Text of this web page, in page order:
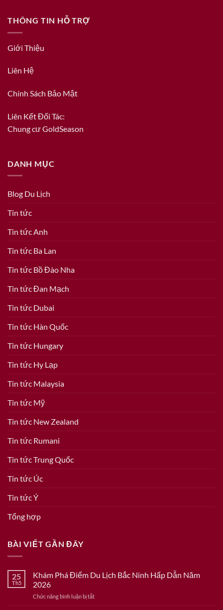
THÔNG TIN HỖ TRỢ
Giới Thiệu
Liên Hệ
Chính Sách Bảo Mật
Liên Kết Đối Tác:
Chung cư GoldSeason
DANH MỤC
Blog Du Lịch
Tin tức
Tin tức Anh
Tin tức Ba Lan
Tin tức Bồ Đào Nha
Tin tức Đan Mạch
Tin tức Dubai
Tin tức Hàn Quốc
Tin tức Hungary
Tin tức Hy Lạp
Tin tức Malaysia
Tin tức Mỹ
Tin tức New Zealand
Tin tức Rumani
Tin tức Trung Quốc
Tin tức Úc
Tin tức Ý
Tổng hợp
BÀI VIẾT GẦN ĐÂY
25
Th5
Khám Phá Điểm Du Lịch Bắc Ninh Hấp Dẫn Năm
2026
Chức năng bình luận bị tắtở